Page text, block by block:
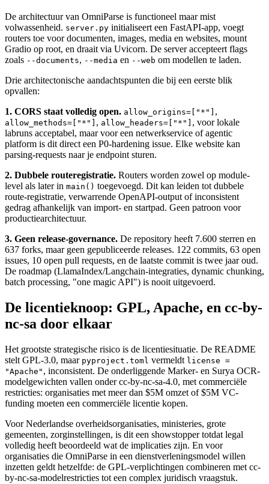
De architectuur van OmniParse is functioneel maar mist
volwassenheid. server.py initialiseert een FastAPI-app, voegt
routers toe voor documenten, images, media en websites, mount
Gradio op root, en draait via Uvicorn. De server accepteert flags
zoals --documents, --media en --web om modellen te laden.
Drie architectonische aandachtspunten die bij een eerste blik
opvallen:
1. CORS staat volledig open. allow_origins=["*"] ,
allow_methods=["*"] , allow_headers=["*"] , voor lokale
labruns acceptabel, maar voor een netwerkservice of agentic
platform is dit direct een P0-hardening issue. Elke website kan
parsing-requests naar je endpoint sturen.
2. Dubbele routeregistratie. Routers worden zowel op module-
level als later in main() toegevoegd. Dit kan leiden tot dubbele
route-registratie, verwarrende OpenAPI-output of inconsistent
gedrag afhankelijk van import- en startpad. Geen patroon voor
productiearchitectuur.
3. Geen release-governance. De repository heeft 7.600 sterren en
637 forks, maar geen gepubliceerde releases. 122 commits, 63 open
issues, 10 open pull requests, en de laatste commit is twee jaar oud.
De roadmap (LlamaIndex/Langchain-integraties, dynamic chunking,
batch processing, "one magic API") is nooit uitgevoerd.
De licentieknoop: GPL, Apache, en cc-by-
nc-sa door elkaar
Het grootste strategische risico is de licentiesituatie. De README
stelt GPL-3.0, maar pyproject.toml vermeldt license =
"Apache" , inconsistent. De onderliggende Marker- en Surya OCR-
modelgewichten vallen onder cc-by-nc-sa-4.0, met commerciële
restricties: organisaties met meer dan $5M omzet of $5M VC-
funding moeten een commerciële licentie kopen.
Voor Nederlandse overheidsorganisaties, ministeries, grote
gemeenten, zorginstellingen, is dit een showstopper totdat legal
volledig heeft beoordeeld wat de implicaties zijn. En voor
organisaties die OmniParse in een dienstverleningsmodel willen
inzetten geldt hetzelfde: de GPL-verplichtingen combineren met cc-
by-nc-sa-modelrestricties tot een complex juridisch vraagstuk.